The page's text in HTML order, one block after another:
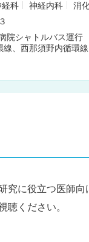
経科 神経内科
消
膚科
喉科
歯科口腔外科
ギー科 呼吸器科
病院シャトルバス運
、西那須野内循環
究に役立つ医師
聴ください。